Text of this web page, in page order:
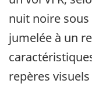
nuit noire
jumelée à un
repères